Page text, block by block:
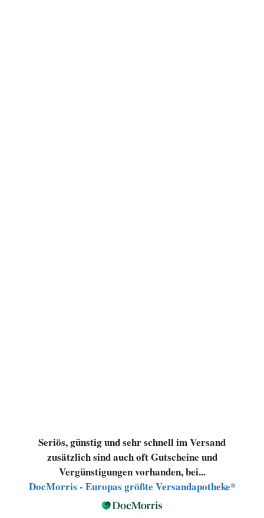
Seriös, günstig und sehr schnell im Versand
zusätzlich sind auch oft Gutscheine und
Vergünstigungen vorhanden, bei...
DocMorris - Europas größte Versandapotheke*